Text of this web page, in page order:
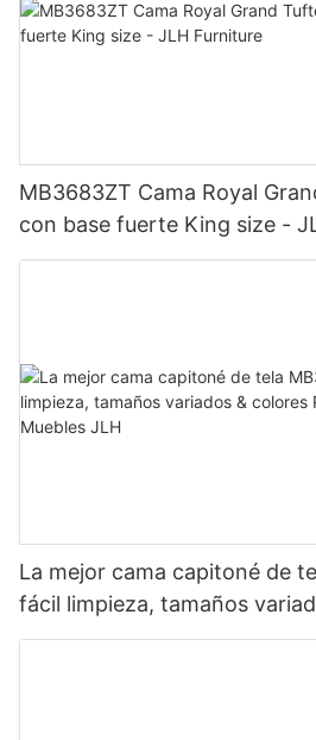
MB3683ZT Cama Royal
con base fuerte King size -
La mejor cama capitoné de
fácil limpieza, tamaños
de fábrica - Muebles JLH